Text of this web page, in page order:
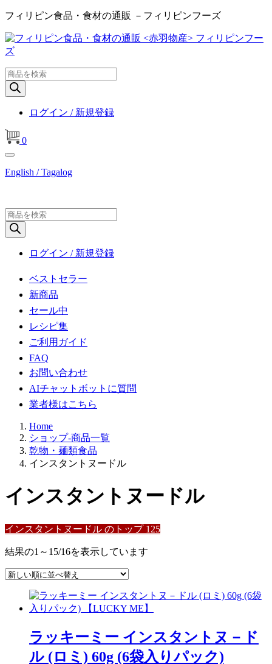
フィリピン食品・食材の通販 －フィリピンフーズ
商
品
検
ログイン / 新規登録
0
English / Tagalog
商
品
検
ログイン / 新規登録
ベストセラー
新商品
セール中
レシピ集
ご利用ガイド
FAQ
お問い合わせ
AIチャットボットに質問
業者様はこちら
Home
ショップ-商品一覧
乾物・麺類食品
インスタントヌードル
インスタントヌードル
インスタントヌードル のトップ 125
結果の1～15/16を表示しています
順
ラッキーミー インスタントヌ－ド
ル (ロミ) 60g (6袋入りパック)